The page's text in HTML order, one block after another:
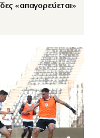
«απαγορεύεται»